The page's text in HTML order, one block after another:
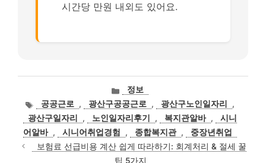
시간당 만원 내외도 있어요.
카
테
고
리
정보
태
그
공공근로 , 광산구공공근로 , 광산구노인일자리
,
광산구일자리
, 노인일자리후기 , 복지관알바 ,
시니
어알바 , 시니어취업경험 , 종합복지관 ,
중장년취업
보험료 선급비용 계산 쉽게 따라하기: 회계처리 & 절세 꿀
팁 5가지